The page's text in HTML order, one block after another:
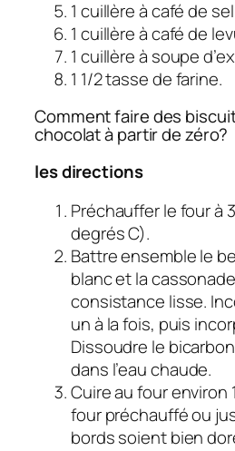
1 cuillère à café de
1 cuillère à café de
1 cuillère à soupe
1 1/2 tasse de farine.
Comment faire des
chocolat à partir de zéro?
les directions
Préchauffer le four à
degrés C).
Battre ensemble le
blanc et la
consistance lisse.
un à la fois, puis
Dissoudre le
dans l’eau chaude.
Cuire au four environ
four préchauffé ou
bords soient bien